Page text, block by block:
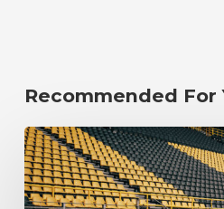
Recommended For